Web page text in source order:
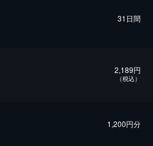
31日間
2,189円
（税込）
1,200円分